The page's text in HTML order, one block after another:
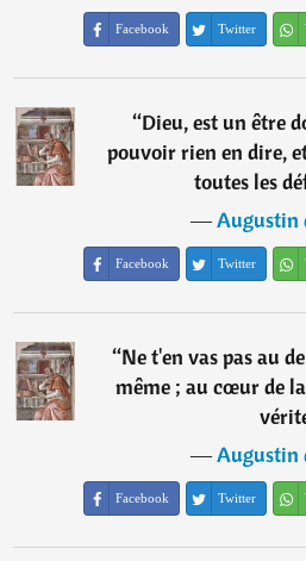
Facebook Twitter
“Dieu, est un être
pouvoir rien en dire,
toutes les
―Augustin
Facebook Twitter
“Ne t'en vas pas au
même ; au cœur de
―Augustin
Facebook Twitter